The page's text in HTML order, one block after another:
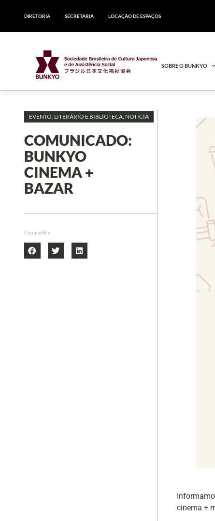
DIRETORIA SECRETARIA LOCAÇÃO DE ESPAÇOS
SOBRE O BUNKYO
EVENTO, LITERÁRIO E BIBLIOTECA, NOTÍCIA
COMUNICADO:
BUNKYO
CINEMA +
BAZAR
Compartilhe
cinema +